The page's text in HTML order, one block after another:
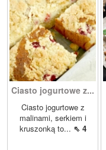
Ciasto jogurtowe z...
Ciasto jogurtowe z
malinami, serkiem i
kruszonką to... ⇖ 4